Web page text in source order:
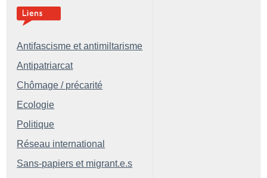
Antifascisme et antimiltarisme
Antipatriarcat
Chômage / précarité
Ecologie
Politique
Réseau international
Sans-papiers et migrant.e.s